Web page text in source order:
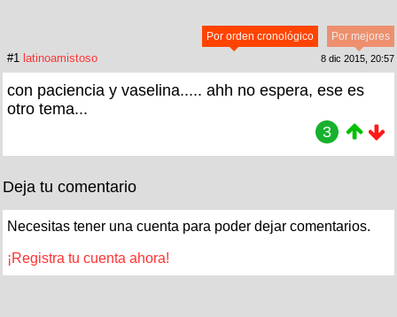
Por mejores
Por orden cronológico
#1 latinoamistoso 8 dic 2015, 20:57
con paciencia y vaselina..... ahh no espera, ese es
otro tema...
3
Deja tu comentario
Necesitas tener una cuenta para poder dejar comentarios.
¡Registra tu cuenta ahora!